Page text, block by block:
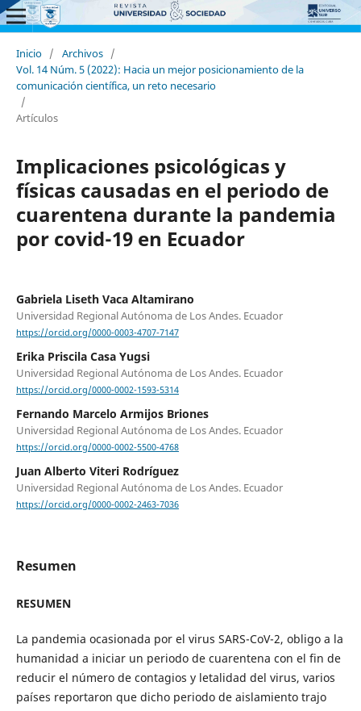
Inicio / Archivos /
Vol. 14 Núm. 5 (2022): Hacia un mejor posicionamiento de la
comunicación científica, un reto necesario
/
Artículos
Implicaciones psicológicas y
físicas causadas en el periodo de
cuarentena durante la pandemia
por covid-19 en Ecuador
Gabriela Liseth Vaca Altamirano
Universidad Regional Autónoma de Los Andes. Ecuador
https://orcid.org/0000-0003-4707-7147
Erika Priscila Casa Yugsi
Universidad Regional Autónoma de Los Andes. Ecuador
https://orcid.org/0000-0002-1593-5314
Fernando Marcelo Armijos Briones
Universidad Regional Autónoma de Los Andes. Ecuador
https://orcid.org/0000-0002-5500-4768
Juan Alberto Viteri Rodríguez
Universidad Regional Autónoma de Los Andes. Ecuador
https://orcid.org/0000-0002-2463-7036
Resumen
RESUMEN
La pandemia ocasionada por el virus SARS-CoV-2, obligo a la
humanidad a iniciar un periodo de cuarentena con el fin de
reducir el número de contagios y letalidad del virus, varios
países reportaron que dicho periodo de aislamiento trajo